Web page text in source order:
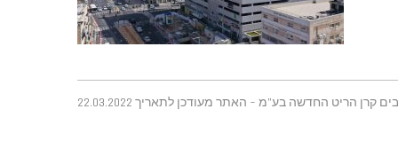
קרן הריט החדשה בע"מ - האתר מעודכן לתאריך 22.03.2022